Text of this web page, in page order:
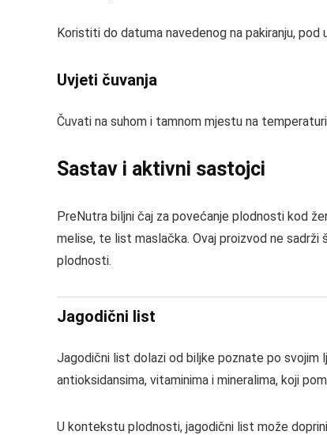
Koristiti do datuma navedenog na pakiranju,
Uvjeti čuvanja
Čuvati na suhom i tamnom mjestu na
Sastav i aktivni sastojci
PreNutra biljni čaj za povećanje plodnosti kod
melise, te list maslačka. Ovaj proizvod ne
plodnosti.
Jagodični list
Jagodični list dolazi od biljke poznate po svojim
antioksidansima, vitaminima i mineralima, koji
U kontekstu plodnosti, jagodični list može